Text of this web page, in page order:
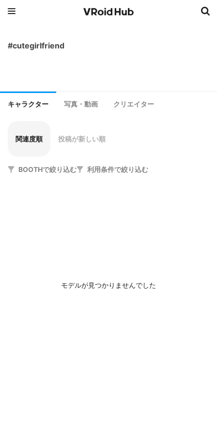
#cutegirlfriend
キャラクター 写真・動画 クリエイター
関連度順 投稿が新しい順
BOOTHで絞り込む 利用条件で絞り込む
モデルが見つかりませんでした